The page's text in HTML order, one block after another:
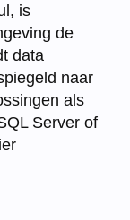
is
de
data
naar
als
Server of